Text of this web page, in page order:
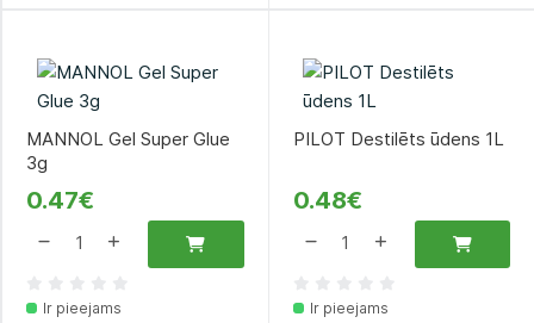
MANNOL Gel Super Glue
3g
0.47€
Ir pieejams
PILOT Destilēts ūdens 1L
0.48€
Ir pieejams